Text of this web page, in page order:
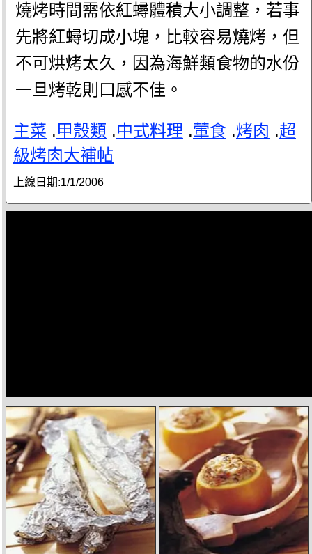
燒烤時間需依紅蟳體積大小調整，若事
先將紅蟳切成小塊，比較容易燒烤，但
不可烘烤太久，因為海鮮類食物的水份
一旦烤乾則口感不佳。
主菜 .甲殼類 .中式料理 .葷食 .烤肉 .超
級烤肉大補帖
上線日期:1/1/2006